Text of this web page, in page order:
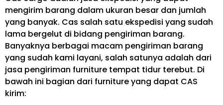
mengirim barang dalam ukuran besar dan jumlah
yang banyak. Cas salah satu ekspedisi yang sudah
lama bergelut di bidang pengiriman barang.
Banyaknya berbagai macam pengiriman barang
yang sudah kami layani, salah satunya adalah dari
jasa pengiriman furniture tempat tidur terebut. Di
bawah ini bagian dari furniture yang dapat CAS
kirim: